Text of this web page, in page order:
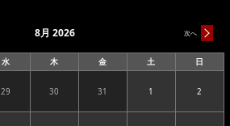
次へ
8月 2026
水
曜
木
曜
金
曜
土
曜
日
曜
292026.07.29 302026.07.30 312026.07.31 12026.08.01 2